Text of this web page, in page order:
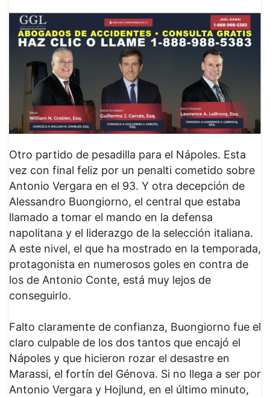
Otro partido de pesadilla para el Nápoles. Esta
vez con final feliz por un penalti cometido sobre
Antonio Vergara en el 93. Y otra decepción de
Alessandro Buongiorno, el central que estaba
llamado a tomar el mando en la defensa
napolitana y el liderazgo de la selección italiana.
A este nivel, el que ha mostrado en la temporada,
protagonista en numerosos goles en contra de
los de Antonio Conte, está muy lejos de
conseguirlo.
Falto claramente de confianza, Buongiorno fue el
claro culpable de los dos tantos que encajó el
Nápoles y que hicieron rozar el desastre en
Marassi, el fortín del Génova. Si no llega a ser por
Antonio Vergara y Hojlund, en el último minuto,